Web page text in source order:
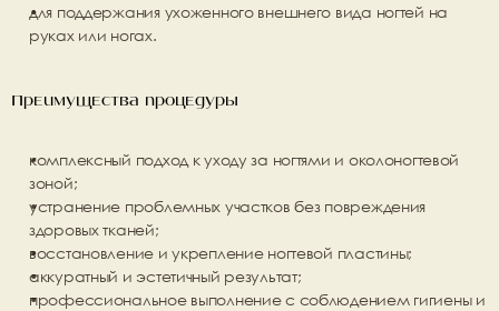
для поддержания ухоженного внешнего вида ногтей на
руках или ногах.
Преимущества процедуры
комплексный подход к уходу за ногтями и околоногтевой
зоной;
устранение проблемных участков без повреждения
здоровых тканей;
восстановление и укрепление ногтевой пластины;
аккуратный и эстетичный результат;
профессиональное выполнение с соблюдением гигиены и